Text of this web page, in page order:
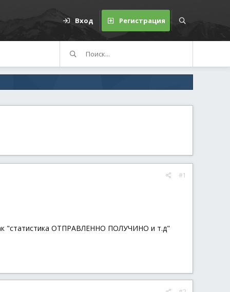
Вход Регистрация
#1
"статистика ОТПРАВЛЕННО ПОЛУЧИНО и т.д"